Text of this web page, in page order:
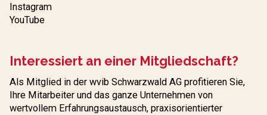
Instagram
YouTube
Interessiert an einer Mitgliedschaft?
Als Mitglied in der wvib Schwarzwald AG profitieren Sie,
Ihre Mitarbeiter und das ganze Unternehmen von
wertvollem Erfahrungs­austausch, praxisorientierter